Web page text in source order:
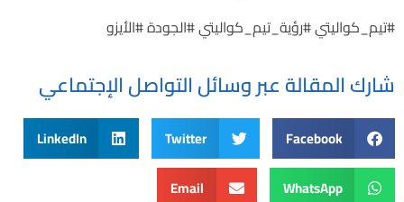
#تيم_كواليتي #رؤية_تيم_كواليتي #الجودة #الأيزو
شارك المقالة عبر وسائل التواصل الإجتماعي
Facebook
Twitter
LinkedIn
WhatsApp
Email